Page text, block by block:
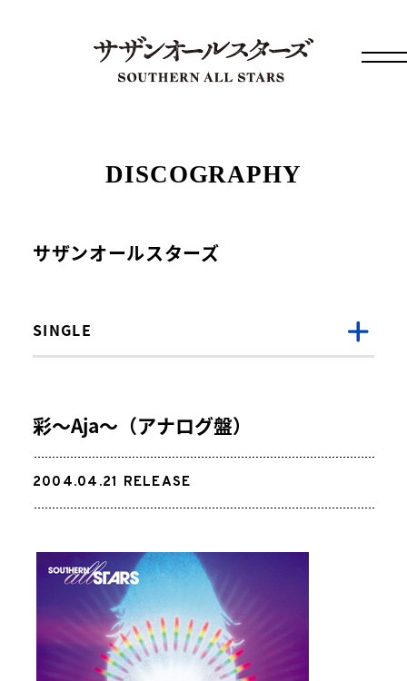
DISCOGRAPHY
サザンオールスターズ
SINGLE
彩～Aja～（アナログ盤）
2004.04.21 RELEASE